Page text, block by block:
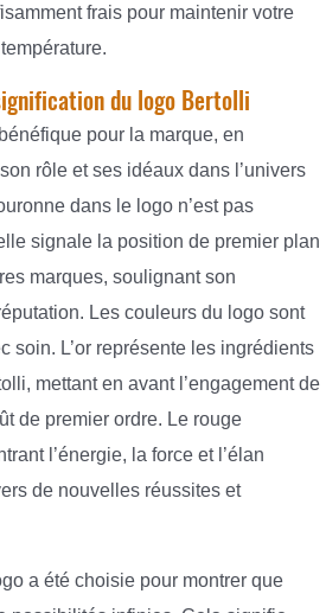
frais pour maintenir votre
du logo Bertolli
pour la marque, en
rôle et ses idéaux dans l’univers
dans le logo n’est pas
signale la position de premier plan
marques, soulignant son
Les couleurs du logo sont
soin. L’or représente les ingrédients
mettant en avant l’engagement de
de premier ordre. Le rouge
l’énergie, la force et l’élan
de nouvelles réussites et
a été choisie pour montrer que